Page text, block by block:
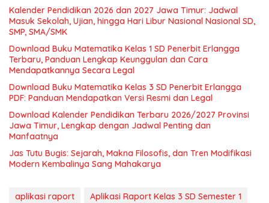
Kalender Pendidikan 2026 dan 2027 Jawa Timur: Jadwal
Masuk Sekolah, Ujian, hingga Hari Libur Nasional Nasional SD,
SMP, SMA/SMK
Download Buku Matematika Kelas 1 SD Penerbit Erlangga
Terbaru, Panduan Lengkap Keunggulan dan Cara
Mendapatkannya Secara Legal
Download Buku Matematika Kelas 3 SD Penerbit Erlangga
PDF: Panduan Mendapatkan Versi Resmi dan Legal
Download Kalender Pendidikan Terbaru 2026/2027 Provinsi
Jawa Timur, Lengkap dengan Jadwal Penting dan
Manfaatnya
Jas Tutu Bugis: Sejarah, Makna Filosofis, dan Tren Modifikasi
Modern Kembalinya Sang Mahakarya
aplikasi raport
Aplikasi Raport Kelas 3 SD Semester 1